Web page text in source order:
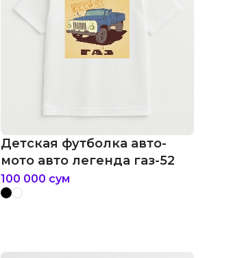
Детская футболка авто-
мото авто легенда газ-52
100 000 сум